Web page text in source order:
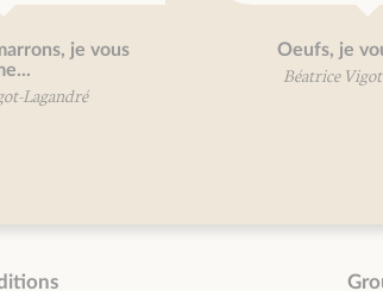
je vous
Lagandré
Oeufs, je
Béatrice